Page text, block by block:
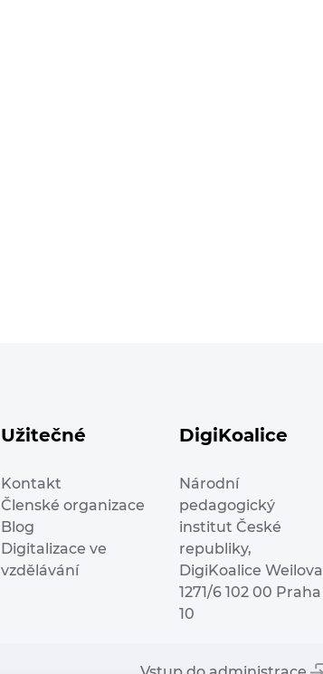
Užitečné
Kontakt
Členské organizace
Blog
Digitalizace ve
vzdělávání
DigiKoalice
Národní
pedagogický
institut České
republiky,
DigiKoalice Weilova
1271/6 102 00 Praha
10